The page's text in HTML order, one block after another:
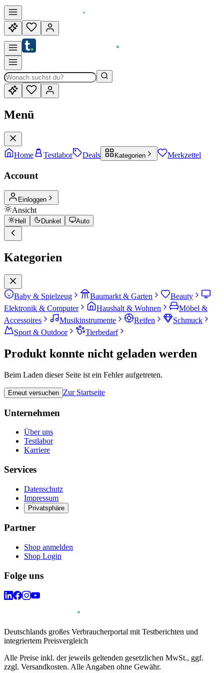
Menü
Home Testlabor Deals Kategorien Merkzettel
Account
Einloggen
Ansicht
Hell Dunkel Auto
Kategorien
Baby & Spielzeug Baumarkt & Garten
Beauty
Elektronik & Computer
Haushalt & Wohnen
Möbel &
Accessoires
Musikinstrumente Reifen
Schmuck
Sport & Outdoor
Tierbedarf
Produkt konnte nicht geladen werden
Beim Laden dieser Seite ist ein Fehler aufgetreten.
Erneut versuchen Zur Startseite
Unternehmen
Über uns
Testlabor
Karriere
Services
Datenschutz
Impressum
Privatsphäre
Partner
Shop anmelden
Shop Login
Folge uns
Deutschlands großes Verbraucherportal mit Testberichten und
integriertem Preisvergleich
Alle Preise inkl. der jeweils geltenden gesetzlichen MwSt., ggf.
zzgl. Versandkosten. Alle Angaben ohne Gewähr.